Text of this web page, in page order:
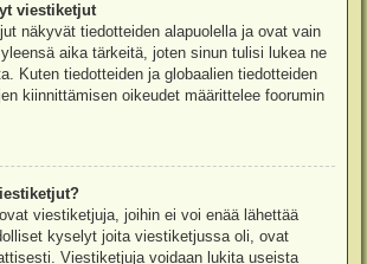
viestiketjut
näkyvät tiedotteiden alapuolella ja ovat vain
aika tärkeitä, joten sinun tulisi lukea ne
Kuten tiedotteiden ja globaalien tiedotteiden
kiinnittämisen oikeudet määrittelee foorumin
viestiketjuja, joihin ei voi enää lähettää
kyselyt joita viestiketjussa oli, ovat
Viestiketjuja voidaan lukita useista